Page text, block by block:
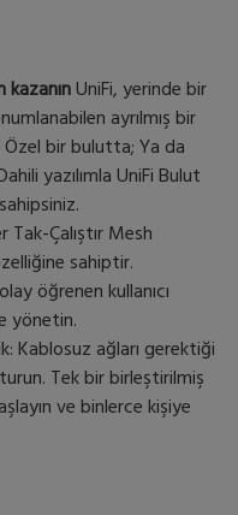
UniFi, yerinde bir
ayrılmış bir
Özel bir bulutta; Ya da
yazılımla UniFi Bulut
Tak-Çalıştır Mesh
sahiptir.
öğrenen kullanıcı
yönetin.
Kablosuz ağları gerektiği
Tek bir birleştirilmiş
ve binlerce kişiye